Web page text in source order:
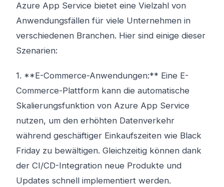
Azure App Service bietet eine Vielzahl von
Anwendungsfällen für viele Unternehmen in
verschiedenen Branchen. Hier sind einige dieser
Szenarien:
1. **E-Commerce-Anwendungen:** Eine E-
Commerce-Plattform kann die automatische
Skalierungsfunktion von Azure App Service
nutzen, um den erhöhten Datenverkehr
während geschäftiger Einkaufszeiten wie Black
Friday zu bewältigen. Gleichzeitig können dank
der CI/CD-Integration neue Produkte und
Updates schnell implementiert werden.